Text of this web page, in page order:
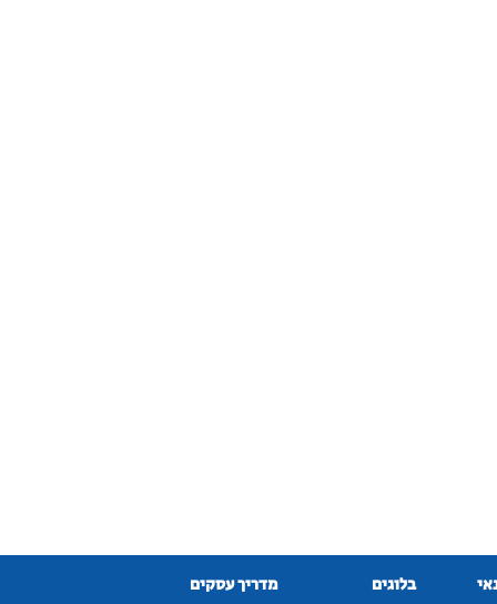
בלוגים מדריך עסקים